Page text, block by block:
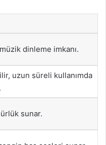
dinleme imkanı.
uzun süreli kullanımda
sunar.